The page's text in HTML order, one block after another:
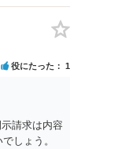
役にたった 1
請求は内容
しょう。